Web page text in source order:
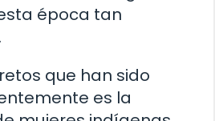
época tan
que han sido
es la